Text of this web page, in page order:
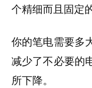
个精细而且固定
你的笔电需要多
减少了不必要的
所下降。